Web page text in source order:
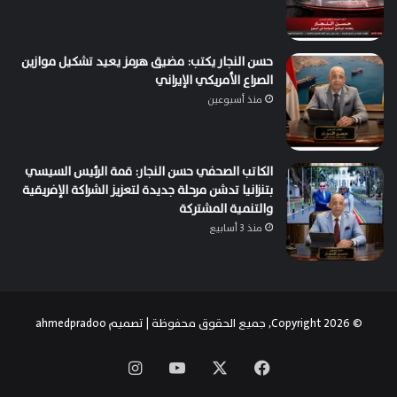
حسن النجار يكتب: مضيق هرمز يعيد تشكيل موازين
الصراع الأمريكي الإيراني
منذ أسبوعين
الكاتب الصحفي حسن النجار: قمة الرئيس السيسي
بتنزانيا تدشن مرحلة جديدة لتعزيز الشراكة الإفريقية
والتنمية المشتركة
منذ 3 أسابيع
© Copyright 2026, جميع الحقوق محفوظة | تصميم ahmedpradoo
فيسبوك ‫YouTube